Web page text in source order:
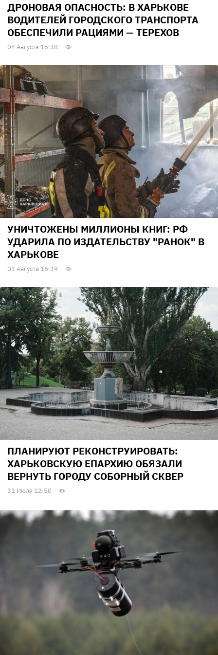
ДРОНОВАЯ ОПАСНОСТЬ: В ХАРЬКОВЕ
ВОДИТЕЛЕЙ ГОРОДСКОГО ТРАНСПОРТА
ОБЕСПЕЧИЛИ РАЦИЯМИ — ТЕРЕХОВ
04 Августа 15:38
УНИЧТОЖЕНЫ МИЛЛИОНЫ КНИГ: РФ
УДАРИЛА ПО ИЗДАТЕЛЬСТВУ "РАНОК" В
ХАРЬКОВЕ
03 Августа 16:39
ПЛАНИРУЮТ РЕКОНСТРУИРОВАТЬ:
ХАРЬКОВСКУЮ ЕПАРХИЮ ОБЯЗАЛИ
ВЕРНУТЬ ГОРОДУ СОБОРНЫЙ СКВЕР
31 Июля 12:50